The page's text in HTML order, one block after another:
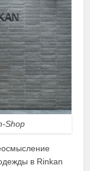
Shop
в Rinkan